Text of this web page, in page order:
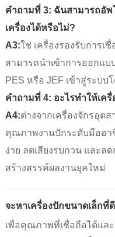
คำถามที่ 3: ฉันสามารถอัพ
เครื่องได้หรือไม่?
A3:ใช่ เครื่องรองรับการเ
สามารถนำเข้าการออกแบ
PES หรือ JEF เข้าสู่ระบบ
คำถามที่ 4: อะไรทำให้เค
A4:ต่างจากเครื่องจักรอุต
คุณภาพงานปักระดับมืออา
ง่าย ลดเสียงรบกวน และล
สร้างสรรค์ผลงานยุคใหม่
จะหาเครื่องปักขนาดเล็กที่
เพื่อคุณภาพที่เชื่อถือได้แล